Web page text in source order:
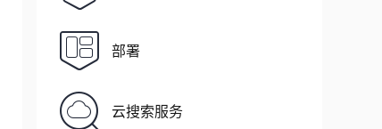
部署
云搜索服务